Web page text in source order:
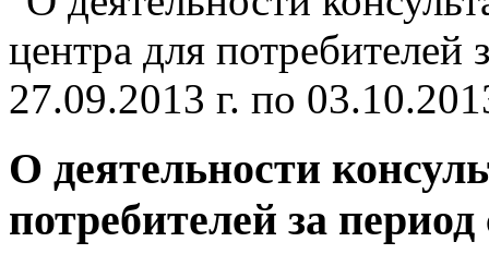
О деятельности
потребителей за период